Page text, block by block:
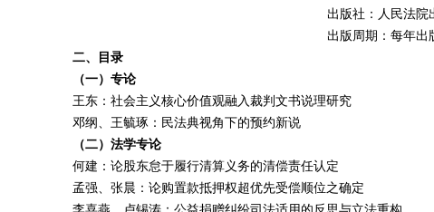
出版社：人民法院
出版周期：每年出
二、目录
（一）专论
王东：社会主义核心价值观融入裁判文书说理研究
邓纲、王毓琢：民法典视角下的预约新说
（二）法学专论
何建：论股东怠于履行清算义务的清偿责任认定
孟强、张晨：论购置款抵押权超优先受偿顺位之确定